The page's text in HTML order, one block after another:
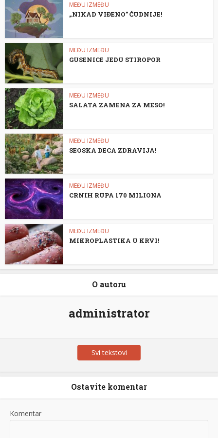
MEĐU IZMEĐU
„NIKAD VIĐENO” ČUDNIJE!
MEĐU IZMEĐU
GUSENICE JEDU STIROPOR
MEĐU IZMEĐU
SALATA ZAMENA ZA MESO!
MEĐU IZMEĐU
SEOSKA DECA ZDRAVIJA!
MEĐU IZMEĐU
CRNIH RUPA 170 MILIONA
MEĐU IZMEĐU
MIKROPLASTIKA U KRVI!
O autoru
administrator
Svi tekstovi
Ostavite komentar
Komentar